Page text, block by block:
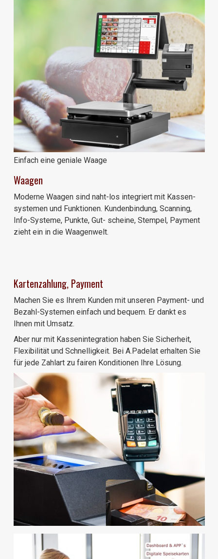
Einfach eine geniale Waage
Waagen
Moderne Waagen sind naht-los integriert mit Kassen-
systemen und Funktionen. Kundenbindung, Scanning,
Info-Systeme, Punkte, Gut- scheine, Stempel, Payment
zieht ein in die Waagenwelt.
Kartenzahlung, Payment
Machen Sie es Ihrem Kunden mit unseren Payment- und
Bezahl-Systemen einfach und bequem. Er dankt es
Ihnen mit Umsatz.
Aber nur mit Kassenintegration haben Sie Sicherheit,
Flexibilität und Schnelligkeit. Bei A.Padelat erhalten Sie
für jede Zahlart zu fairen Konditionen Ihre Lösung.